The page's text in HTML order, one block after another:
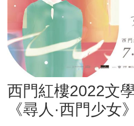
西門紅樓2022文
《尋人·西門少女》